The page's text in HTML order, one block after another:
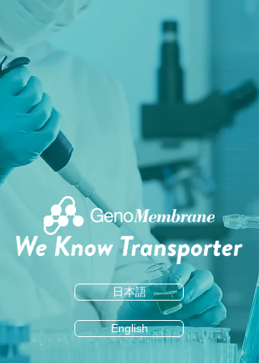
日本語
English